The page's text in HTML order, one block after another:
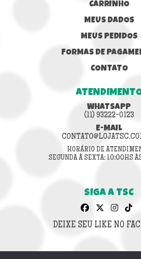
CARRINHO
MEUS DADOS
MEUS PEDIDOS
FORMAS DE
CONTATO
WHATSAPP
(11) 93222-0123
E-MAIL
HORÁRIO DE
SEGUNDA À SEXTA: 10:00HS
SIGA A TSC
DEIXE SEU LIKE NO